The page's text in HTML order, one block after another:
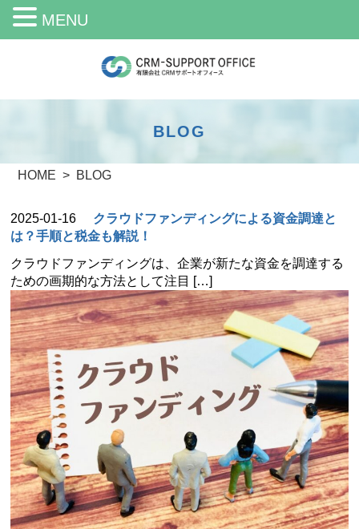
BLOG
HOME BLOG
2025-01-16
クラウドファンディングによる資金調達と
は？手順と税金も解説！
クラウドファンディングは、企業が新たな資金を調達する
ための画期的な方法として注目 […]
MENU